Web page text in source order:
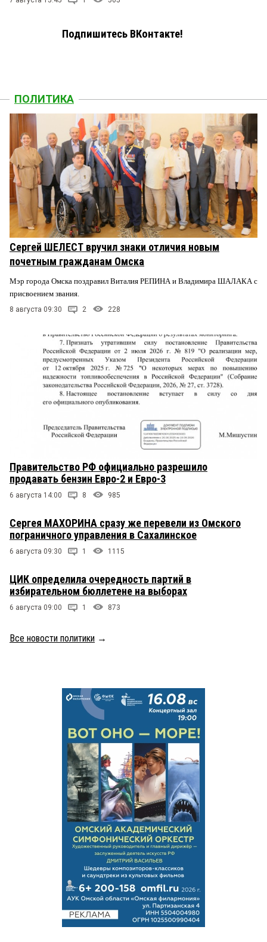
Подпишитесь ВКонтакте!
ПОЛИТИКА
Сергей ШЕЛЕСТ вручил знаки отличия новым
почетным гражданам Омска
Мэр города Омска поздравил Виталия РЕПИНА и Владимира ШАЛАКА с
присвоением звания.
8 августа 09:30 2 228
Правительство РФ официально разрешило
продавать бензин Евро-2 и Евро-3
6 августа 14:00 8 985
Сергея МАХОРИНА сразу же перевели из Омского
пограничного управления в Сахалинское
6 августа 09:30 1 1115
ЦИК определила очередность партий в
избирательном бюллетене на выборах
6 августа 09:00 1 873
Все новости политики →